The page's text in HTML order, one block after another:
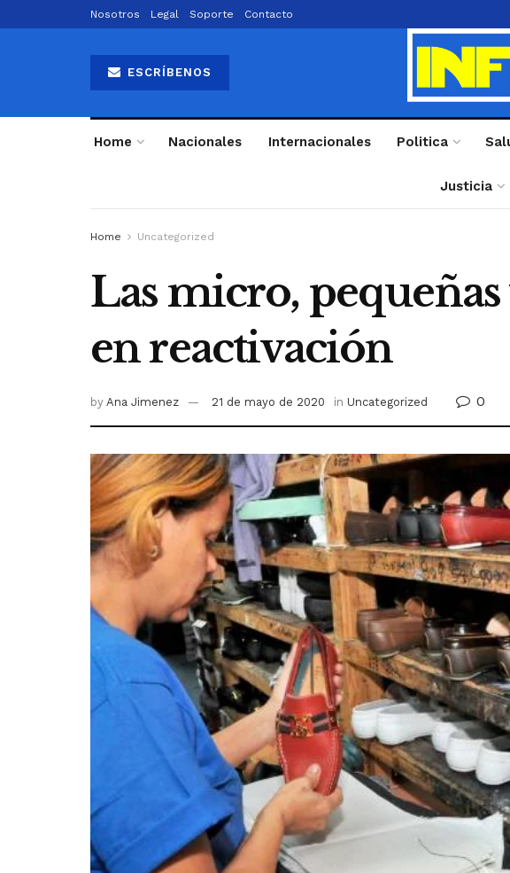
Nosotros Legal Soporte Contacto
ESCRÍBENOS
Home Nacionales Internacionales Politica
Justicia
Home Uncategorized
Las micro, pequeñas
en reactivación
by Ana Jimenez 21 de mayo de 2020 in Uncategorized 0